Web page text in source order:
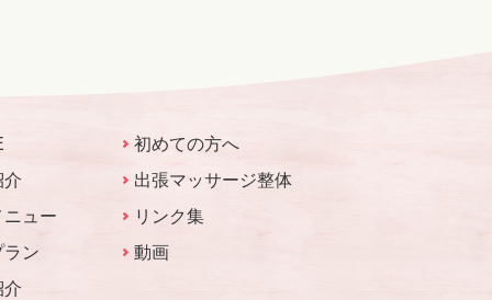
介
ュー
ラン
介
初めての方へ
出張マッサージ整体
リンク集
動画